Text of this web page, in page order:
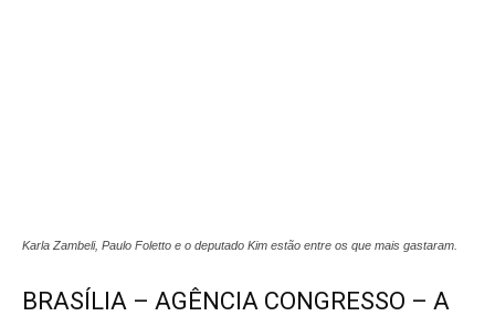
Karla Zambeli, Paulo Foletto e o deputado Kim estão entre os que mais gastaram.
BRASÍLIA – AGÊNCIA CONGRESSO – A